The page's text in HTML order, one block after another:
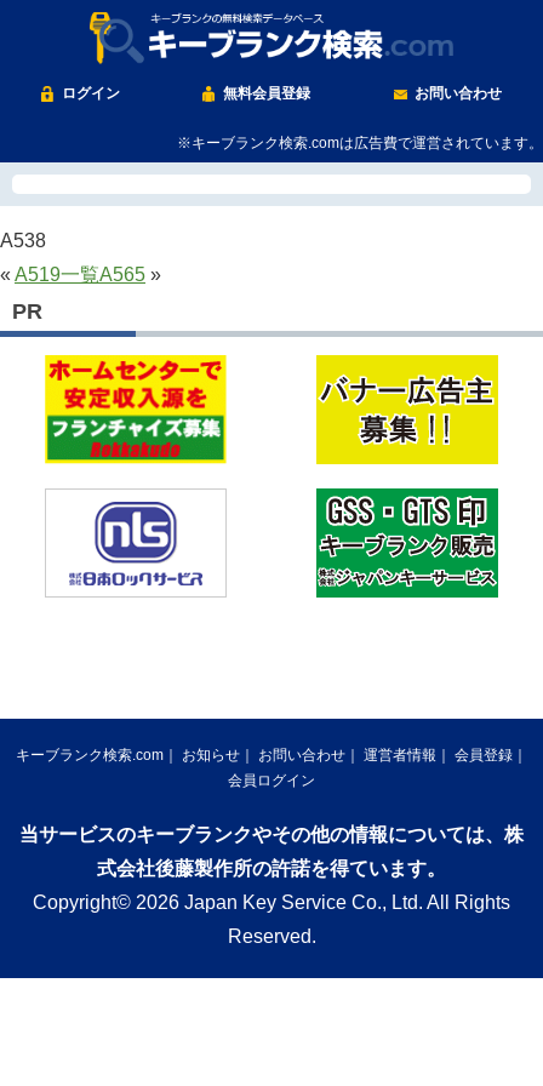
ログイン 無料会員登録 お問い合わせ
※キーブランク検索.comは広告費で運営されています。
A538
« A519一覧A565 »
PR
キーブランク検索.com お知らせ お問い合わせ 運営者情報
会員登録
会員ログイン
当サービスのキーブランクやその他の情報については、株
式会社後藤製作所の許諾を得ています。
Copyright© 2026 Japan Key Service Co., Ltd. All Rights
Reserved.